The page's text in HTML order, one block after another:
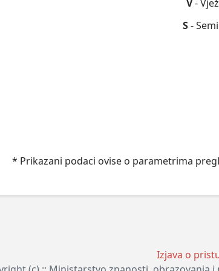
V-
S-
* Prikazani podaci ovise o parametrima
Izjava o